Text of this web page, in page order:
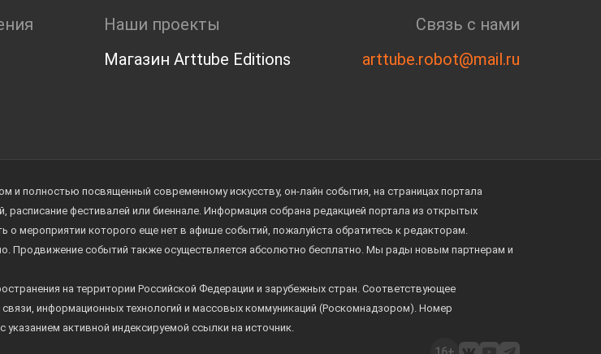
Наши проекты
Магазин Arttube Editions
Связь с нами
arttube.robot@mail.ru
и полностью посвященный современному искусству, он-лайн события, на страницах портала
фестивалей или биеннале. Информация собрана редакцией портала из открытых
мероприятии которого еще нет в афише событий, пожалуйста обратитесь к редакторам.
Продвижение событий также осуществляется абсолютно бесплатно. Мы рады новым партнерам и
на территории Российской Федерации и зарубежных стран. Соответствующее
информационных технологий и массовых коммуникаций (Роскомнадзором). Номер
активной индексируемой ссылки на источник.